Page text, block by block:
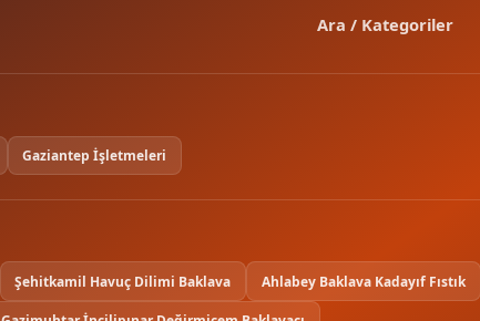
Ara / Kategoriler
Gaziantep İşletmeleri
Şehitkamil Havuç Dilimi Baklava Ahlabey Baklava Kadayıf Fıstık